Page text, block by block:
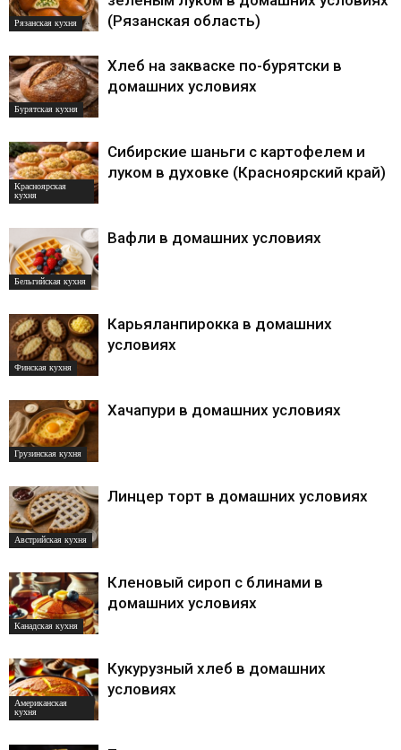
Рязанская кухня
(Рязанская область)
Бурятская кухня
Хлеб на закваске по-бурятски в
домашних условиях
Красноярская
кухня
Сибирские шаньги с картофелем и
луком в духовке (Красноярский край)
Бельгийская кухня
Вафли в домашних условиях
Финская кухня
Карьяланпирокка в домашних
условиях
Грузинская кухня
Хачапури в домашних условиях
Австрийская кухня
Линцер торт в домашних условиях
Канадская кухня
Кленовый сироп с блинами в
домашних условиях
Американская
кухня
Кукурузный хлеб в домашних
условиях